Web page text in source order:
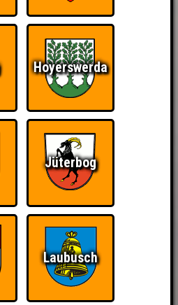
Hoyerswerda
Jüterbog
Laubusch